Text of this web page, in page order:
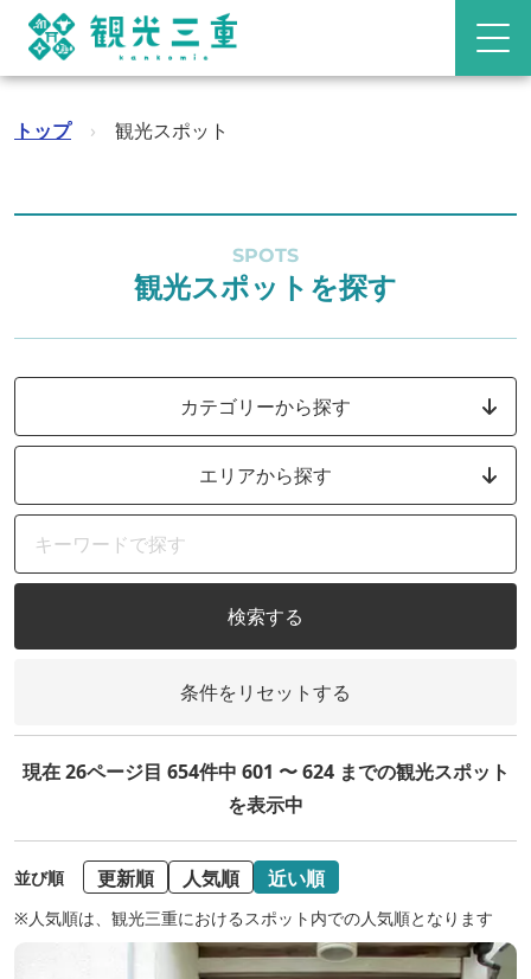
トップ › 観光スポット
SPOTS
観光スポットを探す
カテゴリーから探す
エリアから探す
検索する
条件をリセットする
現在 26ページ目 654件中 601 〜 624 までの観光スポット
を表示中
並び順 更新順 人気順 近い順
※人気順は、観光三重におけるスポット内での人気順となります